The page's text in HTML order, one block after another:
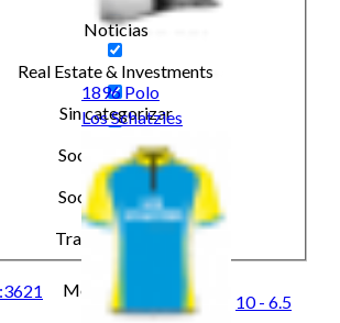
Noticias
Real Estate & Investments
Sin categorizar
Social & Events
Social & Events
Travel & Leisure
More results...
1896 Polo
21
Los Schatzies
10 - 6.5